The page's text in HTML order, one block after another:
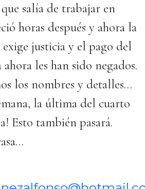
salía de trabajar en
horas después y ahora la
justicia y el pago del
ahora les han sido negados.
los nombres y detalles…
la última del cuarto
Esto también pasará.